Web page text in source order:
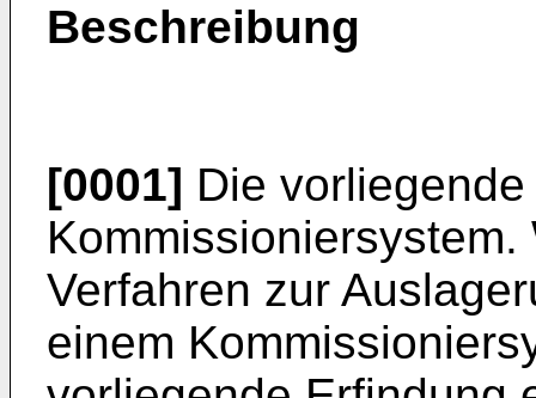
Beschreibung
[0001] Die
Verfahren zur
einem